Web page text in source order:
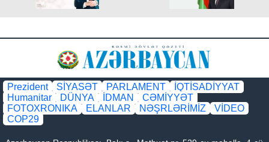
Prezident SİYASƏT PARLAMENT
İQTİSADİYYAT
Humanitar
DÜNYA İDMAN
CƏMİYYƏT
FOTOXRONIKA
ELANLAR NƏŞRLƏRİMİZ
VİDEO
COP29